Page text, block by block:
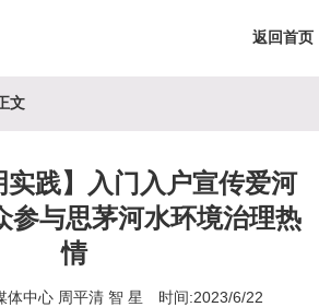
返回首页
文
实践】入门入户宣传爱河
参与思茅河水环境治理热
情
体中心 周平清 智 星 时间:2023/6/22